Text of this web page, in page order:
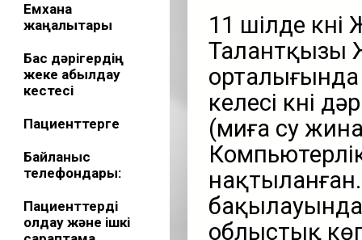
Емхана
жаңалықтары
Бас дәрігердің
жеке қабылдау
кестесі
Пациенттерге
Байланыс
телефондары:
Пациенттерді
қолдау және ішкі
11 шілде
Талантқызы
орталығында
келесі күні
(миға су
нақтыланған.
облыстық